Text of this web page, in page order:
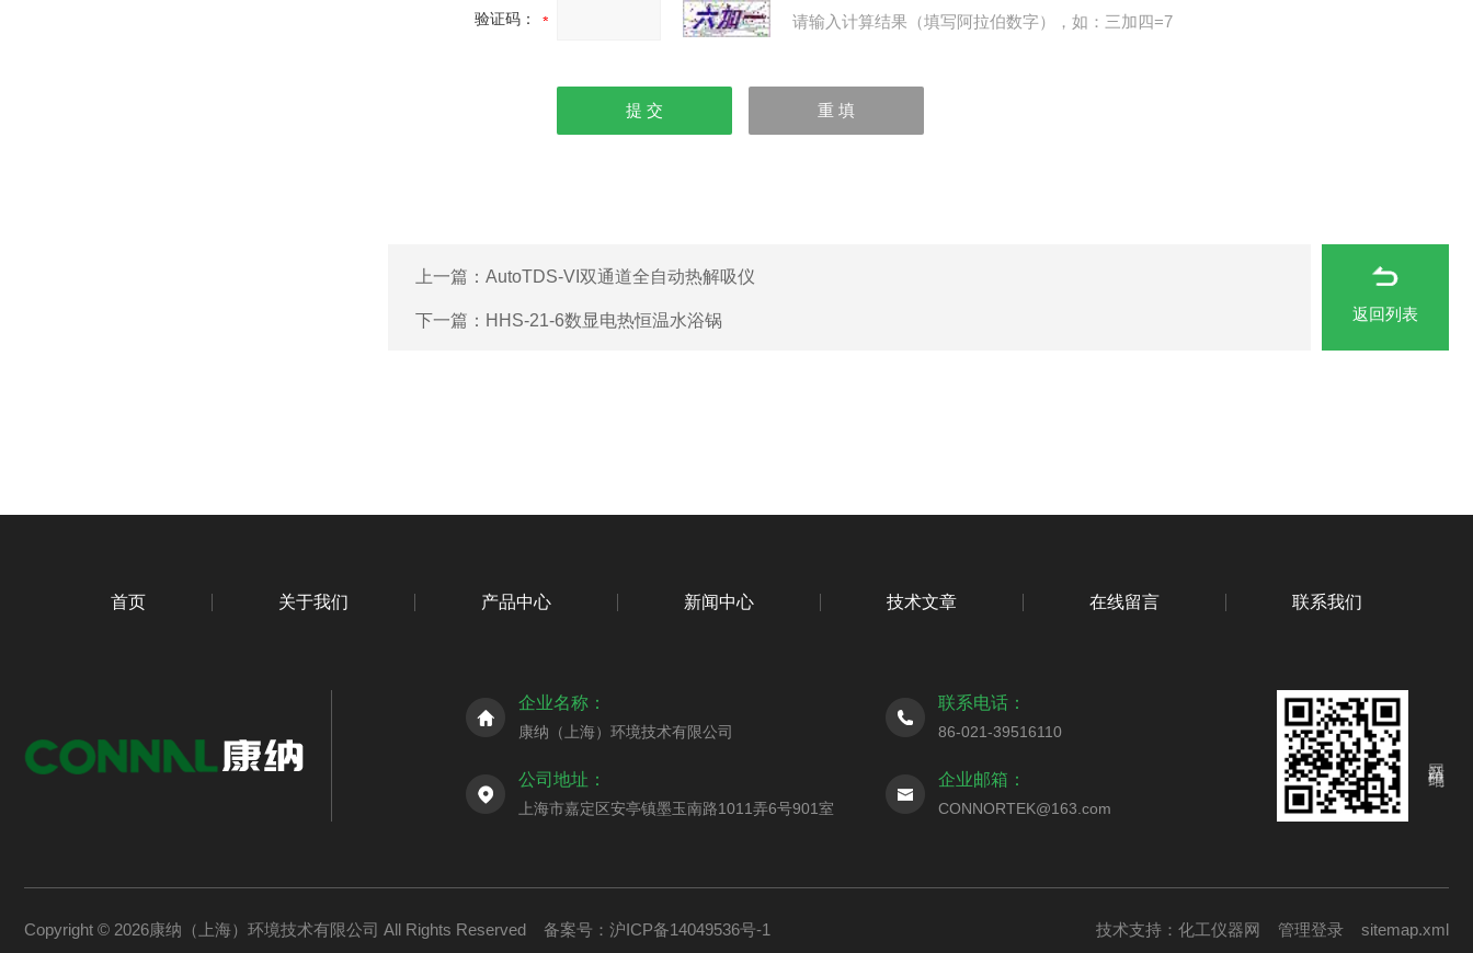
验证码： 请输入计算结果（填写阿拉伯数字），如：三加四=7
上一篇： AutoTDS-VI双通道全自动热解吸仪
下一篇： HHS-21-6数显电热恒温水浴锅 返回列表
首页 关于我们 产品中心 新闻中心 技术文章 在线留言 联系我们
企业名称：
康纳（上海）环境技术有限公司
联系电话：
86-021-39516110
公司地址：
上海市嘉定区安亭镇墨玉南路1011弄6号901室
企业邮箱：
CONNORTEK@163.com
Copyright © 2026康纳（上海）环境技术有限公司 All Rights Reserved 备案号：沪ICP备14049536号-1 技术支持： 化工仪器网 管理登录 sitemap.xml